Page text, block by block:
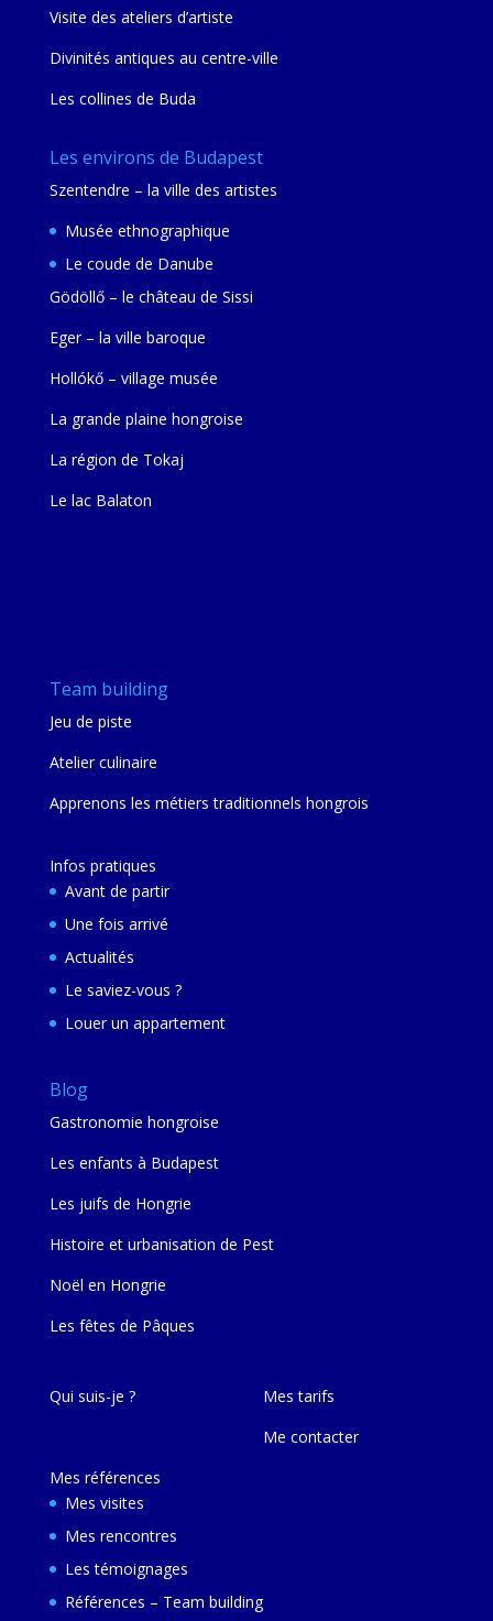
Visite des ateliers d’artiste
Divinités antiques au centre-ville
Les collines de Buda
Les environs de Budapest
Szentendre – la ville des artistes
Musée ethnographique
Le coude de Danube
Gödöllő – le château de Sissi
Eger – la ville baroque
Hollókő – village musée
La grande plaine hongroise
La région de Tokaj
Le lac Balaton
Team building
Jeu de piste
Atelier culinaire
Apprenons les métiers traditionnels hongrois
Infos pratiques
Avant de partir
Une fois arrivé
Actualités
Le saviez-vous ?
Louer un appartement
Blog
Gastronomie hongroise
Les enfants à Budapest
Les juifs de Hongrie
Histoire et urbanisation de Pest
Noël en Hongrie
Les fêtes de Pâques
Qui suis-je ?
Mes références
Mes visites
Mes rencontres
Les témoignages
Références – Team building
Mes tarifs
Me contacter